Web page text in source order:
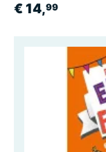
€ 14,99